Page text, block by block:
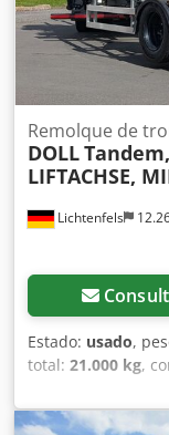
Lichtenfels
Remolque de
DOLL
LIFTACHSE,
Estado: usado,
total: 21.000 kg,
longitud del